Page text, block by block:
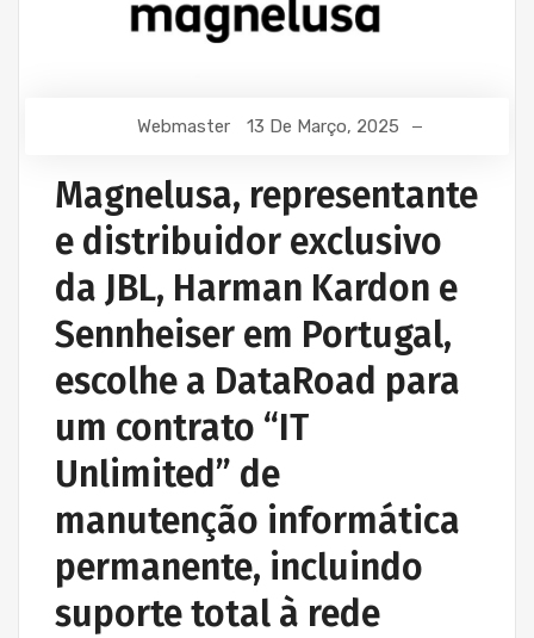
Webmaster 13 De Março, 2025
Magnelusa, representante
e distribuidor exclusivo
da JBL, Harman Kardon e
Sennheiser em Portugal,
escolhe a DataRoad para
um contrato “IT
Unlimited” de
manutenção informática
permanente, incluindo
suporte total à rede